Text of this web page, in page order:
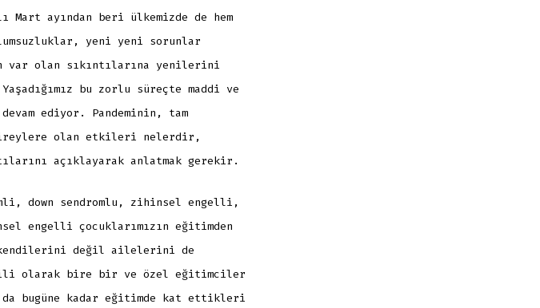
ayından beri ülkemizde de hem
yeni yeni sorunlar
var olan sıkıntılarına yenilerini
bu zorlu süreçte maddi ve
ediyor. Pandeminin, tam
bireylere olan etkileri nelerdir,
açıklayarak anlatmak gerekir.
down sendromlu, zihinsel engelli,
engelli çocuklarımızın eğitimden
kendilerini değil ailelerini de
olarak bire bir ve özel eğitimciler
da bugüne kadar eğitimde kat ettikleri